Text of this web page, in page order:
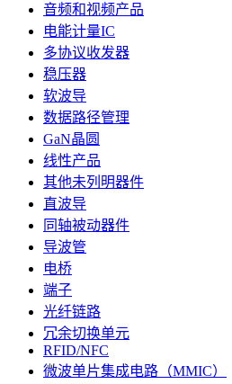
音频和视频产品
电能计量IC
多协议收发器
稳压器
软波导
数据路径管理
GaN晶圆
线性产品
其他未列明器件
直波导
同轴被动器件
导波管
电桥
端子
光纤链路
冗余切换单元
RFID/NFC
微波单片集成电路（MMIC）